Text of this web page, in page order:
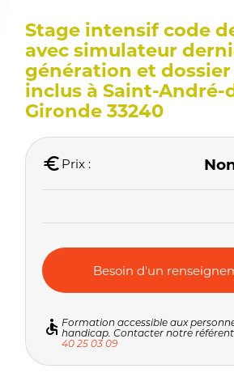
Stage intensif code
avec simulateur
génération et dossier
inclus à Saint-André-
Gironde 33240
euro Prix :
Besoin d'un
accessibleFormation accessible aux
handicap. Contacter notre
40 25 03 09